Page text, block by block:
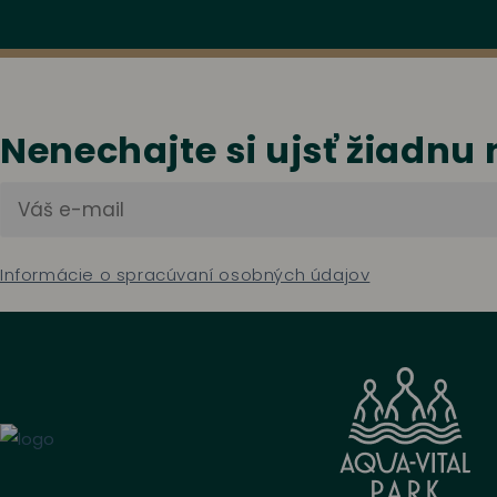
Nenechajte si ujsť žiadnu
Informácie o spracúvaní osobných údajov